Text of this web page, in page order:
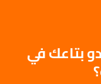
بتاعك في